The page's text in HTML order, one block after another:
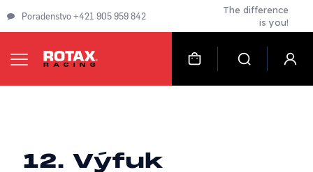
Poradenstvo +421 905 959 842
The difference
is you!
12. Výfuk